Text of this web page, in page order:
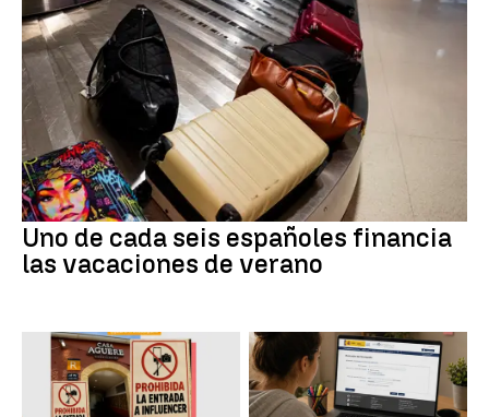
Uno de cada seis españoles financia
las vacaciones de verano